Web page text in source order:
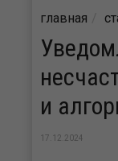
главная
и
17.12.2024